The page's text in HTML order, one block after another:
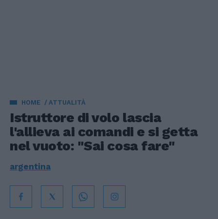
HOME ATTUALITÀ
Istruttore di volo lascia
l'allieva ai comandi e si getta
nel vuoto: "Sai cosa fare"
argentina